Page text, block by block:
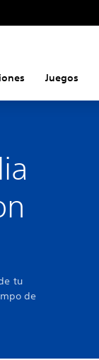
Juegos
tu
de